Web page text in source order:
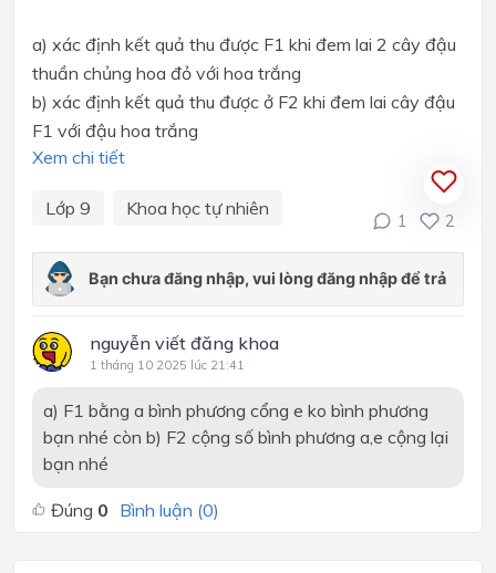
a) xác định kết quả thu được F1 khi đem lai 2 cây đậu
thuần chủng hoa đỏ với hoa trắng
b) xác định kết quả thu được ở F2 khi đem lai cây đậu
F1 với đậu hoa trắng
Xem chi tiết
Lớp 9 Khoa học tự nhiên
1 2
nguyễn viết đăng khoa
1 tháng 10 2025 lúc 21:41
a) F1 bằng a bình phương cổng e ko bình phương
bạn nhé còn b) F2 cộng số bình phương a,e cộng lại
bạn nhé
Đúng 0 Bình luận (0)